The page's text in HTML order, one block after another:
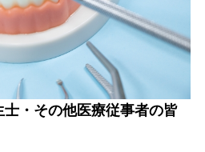
士・その他医療従事者の皆